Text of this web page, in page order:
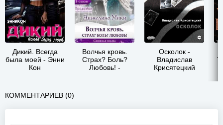
Дикий. Всегда
была моей - Энни
Кон
Волчья кровь.
Страх? Боль?
Любовь! -
Осколок -
Владислав
Крисятецкий
КОММЕНТАРИЕВ (0)